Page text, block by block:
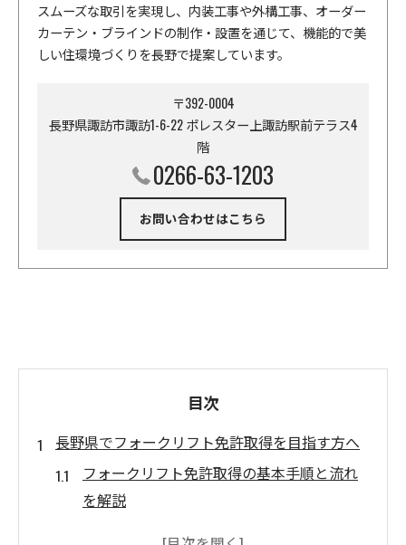
スムーズな取引を実現し、内装工事や外構工事、オーダー
カーテン・ブラインドの制作・設置を通じて、機能的で美
しい住環境づくりを長野で提案しています。
〒392-0004
長野県諏訪市諏訪1-6-22 ポレスター上諏訪駅前テラス4
階
0266-63-1203
お問い合わせはこちら
目次
長野県でフォークリフト免許取得を目指す方へ
フォークリフト免許取得の基本手順と流れ
を解説
長野県でフォークリフトをほしい理由と魅